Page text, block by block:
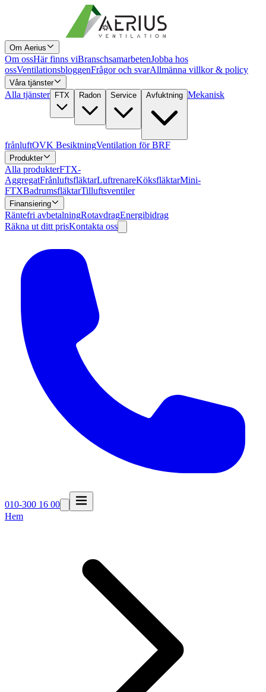
Om Aerius
Om ossHär finns viBranschsamarbetenJobba hos
ossVentilationsbloggenFrågor och svarAllmänna villkor & policy
Våra tjänster
Alla tjänster FTX Radon Service Avfuktning Mekanisk
frånluftOVK BesiktningVentilation för BRF
Produkter
Alla produkterFTX-
AggregatFrånluftsfläktarLuftrenareKöksfläktarMini-
FTXBadrumsfläktarTilluftsventiler
Finansiering
Räntefri avbetalningRotavdragEnergibidrag
Räkna ut ditt prisKontakta oss
010-300 16 00
Hem